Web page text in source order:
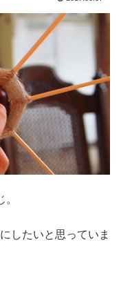
したいと思っていま